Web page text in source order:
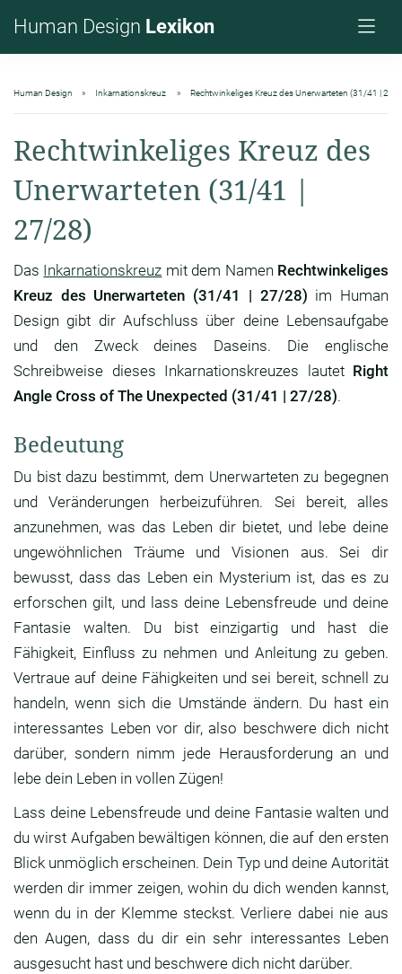
Human Design Lexikon
Human Design Inkarnationskreuz Rechtwinkeliges Kreuz des Unerwarteten (31/41 | 27/
Rechtwinkeliges Kreuz des
Unerwarteten (31/41 |
27/28)
Das Inkarnationskreuz mit dem Namen Rechtwinkeliges
Kreuz des Unerwarteten (31/41 | 27/28) im Human
Design gibt dir Aufschluss über deine Lebensaufgabe
und den Zweck deines Daseins. Die englische
Schreibweise dieses Inkarnationskreuzes lautet Right
Angle Cross of The Unexpected (31/41 | 27/28).
Bedeutung
Du bist dazu bestimmt, dem Unerwarteten zu begegnen
und Veränderungen herbeizuführen. Sei bereit, alles
anzunehmen, was das Leben dir bietet, und lebe deine
ungewöhnlichen Träume und Visionen aus. Sei dir
bewusst, dass das Leben ein Mysterium ist, das es zu
erforschen gilt, und lass deine Lebensfreude und deine
Fantasie walten. Du bist einzigartig und hast die
Fähigkeit, Einfluss zu nehmen und Anleitung zu geben.
Vertraue auf deine Fähigkeiten und sei bereit, schnell zu
handeln, wenn sich die Umstände ändern. Du hast ein
interessantes Leben vor dir, also beschwere dich nicht
darüber, sondern nimm jede Herausforderung an und
lebe dein Leben in vollen Zügen!
Lass deine Lebensfreude und deine Fantasie walten und
du wirst Aufgaben bewältigen können, die auf den ersten
Blick unmöglich erscheinen. Dein Typ und deine Autorität
werden dir immer zeigen, wohin du dich wenden kannst,
wenn du in der Klemme steckst. Verliere dabei nie aus
den Augen, dass du dir ein sehr interessantes Leben
ausgesucht hast und beschwere dich nicht darüber.